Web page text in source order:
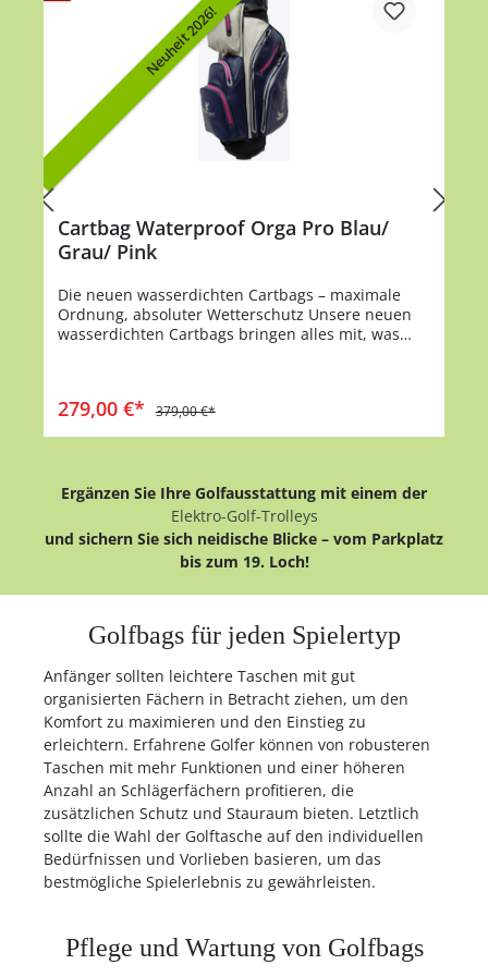
Neuheit 2026!
Cartbag Waterproof Orga Pro Blau/
Grau/ Pink
Die neuen wasserdichten Cartbags – maximale
Ordnung, absoluter Wetterschutz Unsere neuen
wasserdichten Cartbags bringen alles mit, was
entwickelte Organizer-Einteilung sorgt dafür, dass
Kontrolle über dein Spiel und kannst dich
komplett auf deinen nächsten Schlag
konzentrieren. Dank ihrer 100 % wasserdichten
Konstruktion mit versiegelten Nähten und
wetterfesten Reißverschlüssen bleiben
Außentaschen bieten reichlich Stauraum,
während das stabile Cart-Design perfekten Halt
auf jedem Trolley gewährleistet. Ob Sonnenschein
oder Platzregen – diese Cartbags begleiten dich
zuverlässig durch jede Runde und heben Komfort
und Ordnung auf ein neues Niveau. Für alle, die
Wert auf Struktur, Stil und absolute
Wetterfestigkeit legen – unsere neuen
wasserdichten Cartbags setzen neue Maßstäbe.
279,00 €* 379,00 €*
Ergänzen Sie Ihre Golfausstattung mit einem der
Elektro-Golf-Trolleys
und sichern Sie sich neidische Blicke – vom Parkplatz
bis zum 19. Loch!
Golfbags für jeden Spielertyp
Anfänger sollten leichtere Taschen mit gut
organisierten Fächern in Betracht ziehen, um den
Komfort zu maximieren und den Einstieg zu
erleichtern. Erfahrene Golfer können von robusteren
Taschen mit mehr Funktionen und einer höheren
Anzahl an Schlägerfächern profitieren, die
zusätzlichen Schutz und Stauraum bieten. Letztlich
sollte die Wahl der Golftasche auf den individuellen
Bedürfnissen und Vorlieben basieren, um das
bestmögliche Spielerlebnis zu gewährleisten.
Pflege und Wartung von Golfbags